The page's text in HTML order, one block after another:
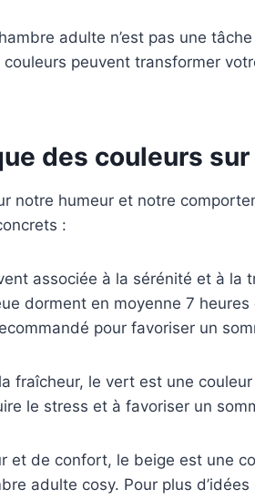
adulte n’est pas une
peuvent transformer
des couleurs
notre humeur et notre
:
associée à la sérénité et à la
dorment en moyenne 7
pour favoriser un
fraîcheur, le vert est une
le stress et à favoriser un
et de confort, le beige est une
adulte cosy. Pour plus